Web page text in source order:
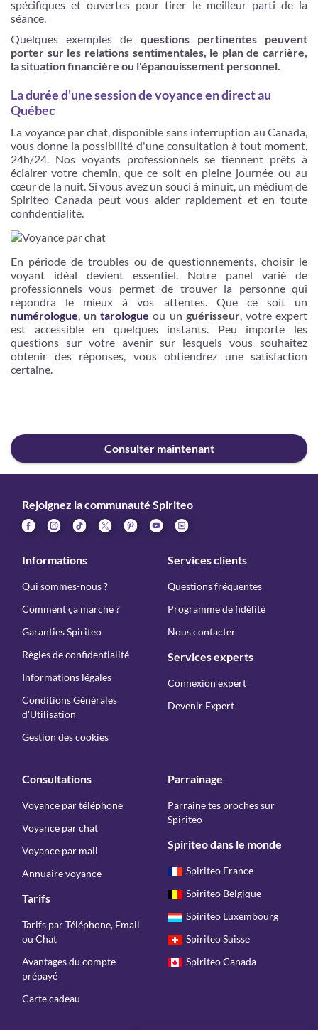
spécifiques et ouvertes pour tirer le meilleur parti de la
séance.
Quelques exemples de questions pertinentes peuvent
porter sur les relations sentimentales, le plan de carrière,
la situation financière ou l'épanouissement personnel.
La durée d'une session de voyance en direct au
Québec
La voyance par chat, disponible sans interruption au Canada,
vous donne la possibilité d'une consultation à tout moment,
24h/24. Nos voyants professionnels se tiennent prêts à
éclairer votre chemin, que ce soit en pleine journée ou au
cœur de la nuit. Si vous avez un souci à minuit, un médium de
Spiriteo Canada peut vous aider rapidement et en toute
confidentialité.
En période de troubles ou de questionnements, choisir le
voyant idéal devient essentiel. Notre panel varié de
professionnels vous permet de trouver la personne qui
répondra le mieux à vos attentes. Que ce soit un
numérologue untarologue ou un guérisseur, votre expert
est accessible en quelques instants. Peu importe les
questions sur votre avenir sur lesquels vous souhaitez
obtenir des réponses, vous obtiendrez une satisfaction
certaine.
Consulter maintenant
Rejoignez la communauté Spiriteo
Informations
Qui sommes-nous ?
Comment ça marche ?
Garanties Spiriteo
Règles de confidentialité
Informations légales
Conditions Générales
d'Utilisation
Gestion des cookies
Services clients
Questions fréquentes
Programme de fidélité
Nous contacter
Services experts
Connexion expert
Devenir Expert
Consultations
Voyance par téléphone
Voyance par chat
Voyance par mail
Annuaire voyance
Tarifs
Tarifs par Téléphone, Email
ou Chat
Avantages du compte
prépayé
Carte cadeau
Parrainage
Parraine tes proches sur
Spiriteo
Spiriteo dans le monde
Spiriteo France
Spiriteo Belgique
Spiriteo Luxembourg
Spiriteo Suisse
Spiriteo Canada